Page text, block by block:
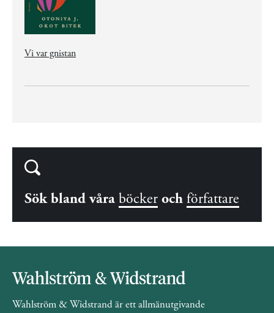
Vi var gnistan
Sök bland våra böcker och författare
Wahlström & Widstrand är ett allmänutgivande